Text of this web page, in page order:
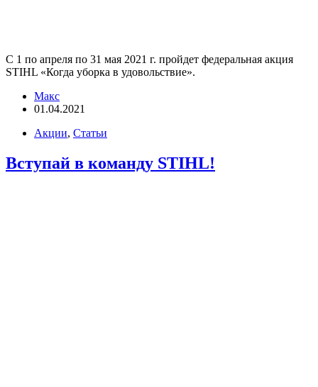
C 1 по апреля по 31 мая 2021 г. пройдет федеральная акция
STIHL «Когда уборка в удовольствие».
Макс
01.04.2021
Акции, Статьи
Вступай в команду STIHL!